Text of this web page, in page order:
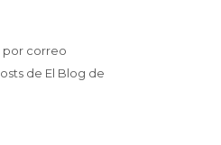
por correo
de El Blog de